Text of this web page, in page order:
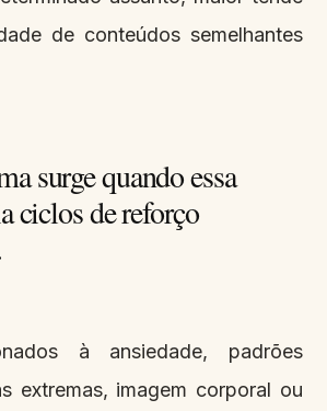
de conteúdos semelhantes
surge quando essa
ciclos de reforço
à ansiedade, padrões
extremas, imagem corporal ou